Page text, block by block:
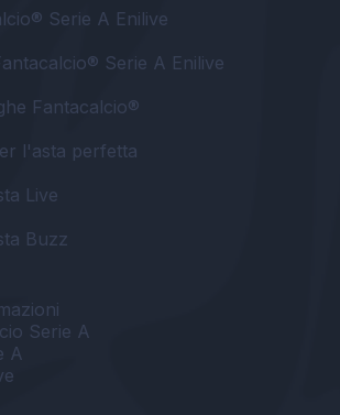
Serie A Enilive
Serie A Enilive
Fantacalcio®
l'asta perfetta
Live
Buzz
Serie A
A